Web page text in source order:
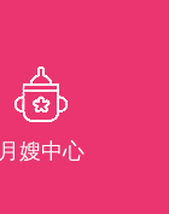
月嫂中心